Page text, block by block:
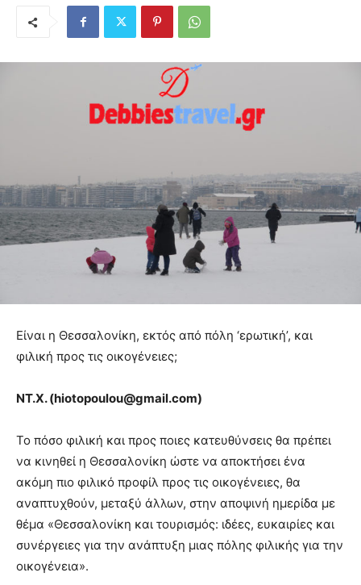
Είναι η Θεσσαλονίκη, εκτός από πόλη ‘ερωτική’, και
φιλική προς τις οικογένειες;
ΝΤ.Χ. (hiotopoulou@gmail.com)
Το πόσο φιλική και προς ποιες κατευθύνσεις θα πρέπει
να κινηθεί η Θεσσαλονίκη ώστε να αποκτήσει ένα
ακόμη πιο φιλικό προφίλ προς τις οικογένειες, θα
αναπτυχθούν, μεταξύ άλλων, στην αποψινή ημερίδα με
θέμα «Θεσσαλονίκη και τουρισμός: ιδέες, ευκαιρίες και
συνέργειες για την ανάπτυξη μιας πόλης φιλικής για την
οικογένεια».